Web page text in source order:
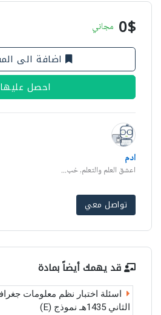
0$ مجاني
اضافة الى
احصل عليها
ادم
اعشق العلم والتعلم, خب...
تواصل معي
قد يهمك أيضاً بمادة
اسئلة اختبار نظم معلومات
الثاني 1435هـ نموذج (E)